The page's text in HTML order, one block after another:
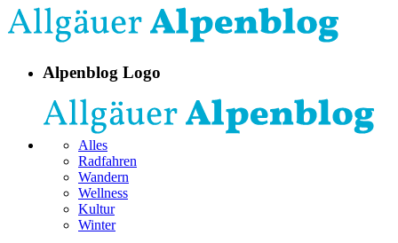
Alpenblog Logo
Alles
Radfahren
Wandern
Wellness
Kultur
Winter